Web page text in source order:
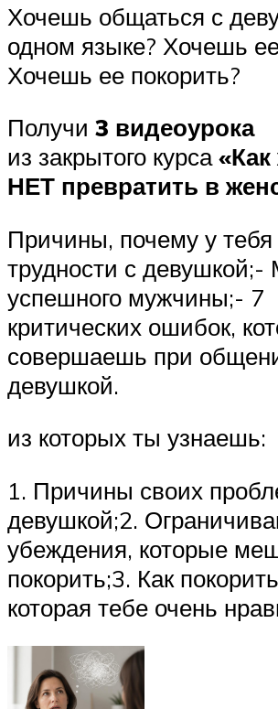
Хочешь общаться с
одном языке? Хочешь
Хочешь ее покорить?
Получи 3 видеоурока
из закрытого курса
НЕТ превратить в
Причины, почему у
трудности с
успешного мужчины;- 7
критических ошибок,
совершаешь при
девушкой.
из которых ты узнаешь:
1. Причины своих
девушкой;2.
убеждения, которые
покорить;3. Как
которая тебе очень